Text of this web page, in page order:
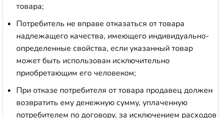
товара;
Потребитель не вправе отказаться от товара
надлежащего качества, имеющего индивидуально-
определенные свойства, если указанный товар
может быть использован исключительно
приобретающим его человеком;
При отказе потребителя от товара продавец должен
возвратить ему денежную сумму, уплаченную
потребителем по договору, за исключением расходов